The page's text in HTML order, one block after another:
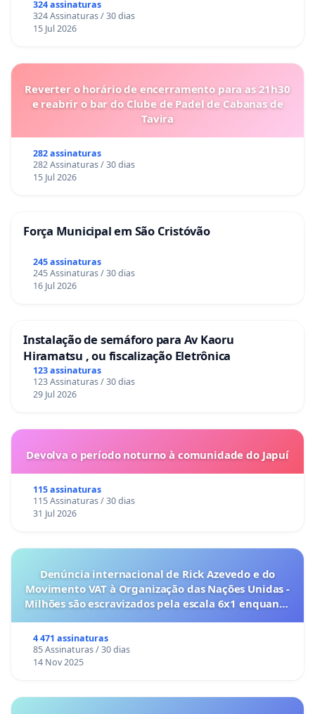
324 assinaturas
324 Assinaturas / 30 dias
15 Jul 2026
Reverter o horário de encerramento para as 21h30
e reabrir o bar do Clube de Padel de Cabanas de
Tavira
282 assinaturas
282 Assinaturas / 30 dias
15 Jul 2026
Força Municipal em São Cristóvão
245 assinaturas
245 Assinaturas / 30 dias
16 Jul 2026
Instalação de semáforo para Av Kaoru
Hiramatsu , ou fiscalização Eletrônica
123 assinaturas
123 Assinaturas / 30 dias
29 Jul 2026
Devolva o período noturno à comunidade do Japuí
115 assinaturas
115 Assinaturas / 30 dias
31 Jul 2026
Denúncia internacional de Rick Azevedo e do
Movimento VAT à Organização das Nações Unidas -
Milhões são escravizados pela escala 6x1 enquanto
4 471 assinaturas
85 Assinaturas / 30 dias
14 Nov 2025